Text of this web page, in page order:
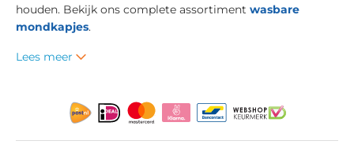
houden. Bekijk ons complete assortiment wasbare
mondkapjes.
Lees meer